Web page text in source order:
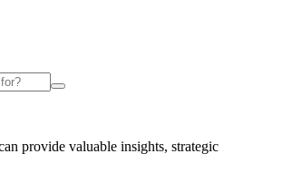
provide valuable insights, strategic